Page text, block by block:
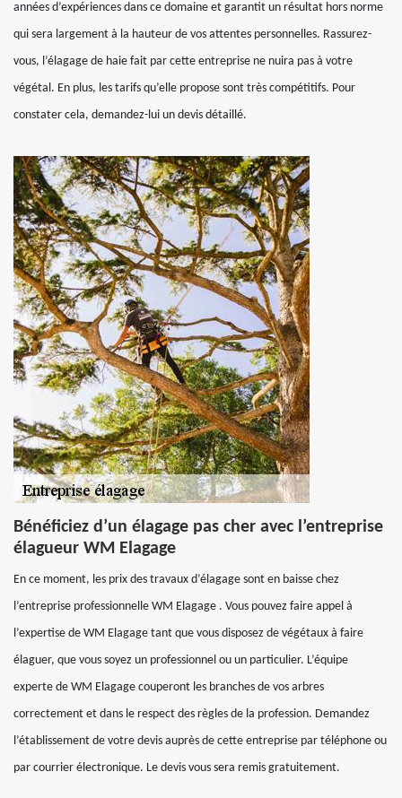
années d’expériences dans ce domaine et garantit un résultat hors norme
qui sera largement à la hauteur de vos attentes personnelles. Rassurez-
vous, l’élagage de haie fait par cette entreprise ne nuira pas à votre
végétal. En plus, les tarifs qu’elle propose sont très compétitifs. Pour
constater cela, demandez-lui un devis détaillé.
Bénéficiez d’un élagage pas cher avec l’entreprise
élagueur WM Elagage
En ce moment, les prix des travaux d’élagage sont en baisse chez
l’entreprise professionnelle WM Elagage . Vous pouvez faire appel à
l’expertise de WM Elagage tant que vous disposez de végétaux à faire
élaguer, que vous soyez un professionnel ou un particulier. L’équipe
experte de WM Elagage couperont les branches de vos arbres
correctement et dans le respect des règles de la profession. Demandez
l’établissement de votre devis auprès de cette entreprise par téléphone ou
par courrier électronique. Le devis vous sera remis gratuitement.